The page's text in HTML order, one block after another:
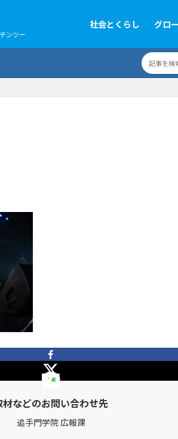
ンツー
社会とくらし グロ
材などのお問い合わせ先
追手門学院 広報課